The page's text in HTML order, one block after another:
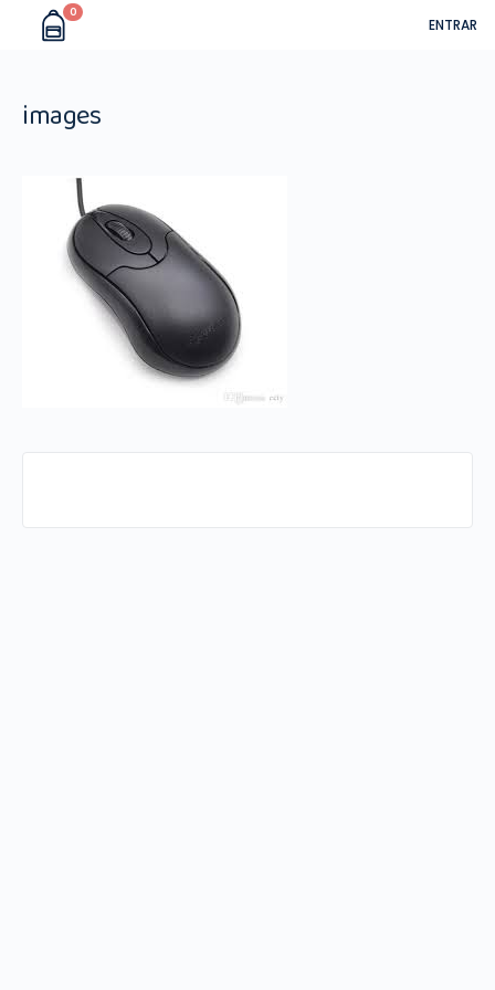
0
ENTRAR
images